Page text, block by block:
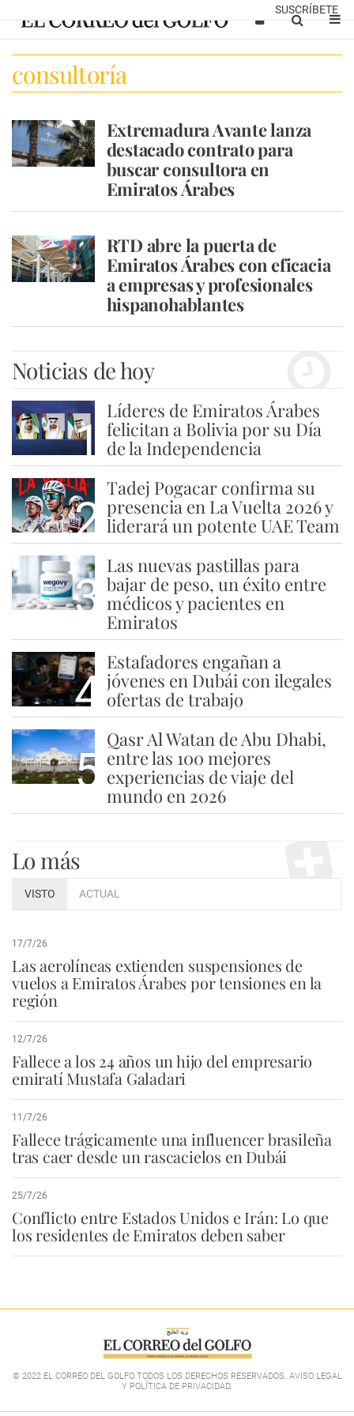
SUSCRÍBETE
consultoría
Extremadura Avante lanza
destacado contrato para
buscar consultora en
Emiratos Árabes
RTD abre la puerta de
Emiratos Árabes con eficacia
a empresas y profesionales
hispanohablantes
Noticias de hoy
1
Líderes de Emiratos Árabes
felicitan a Bolivia por su Día
de la Independencia
2
Tadej Pogacar confirma su
presencia en La Vuelta 2026 y
liderará un potente UAE Team
3
Las nuevas pastillas para
bajar de peso, un éxito entre
médicos y pacientes en
Emiratos
4
Estafadores engañan a
jóvenes en Dubái con ilegales
ofertas de trabajo
5
Qasr Al Watan de Abu Dhabi,
entre las 100 mejores
experiencias de viaje del
mundo en 2026
Lo más
VISTO ACTUAL
17/7/26
Las aerolíneas extienden suspensiones de
vuelos a Emiratos Árabes por tensiones en la
región
12/7/26
Fallece a los 24 años un hijo del empresario
emiratí Mustafa Galadari
11/7/26
Fallece trágicamente una influencer brasileña
tras caer desde un rascacielos en Dubái
25/7/26
Conflicto entre Estados Unidos e Irán: Lo que
los residentes de Emiratos deben saber
© 2022 EL CORREO DEL GOLFO TODOS LOS DERECHOS RESERVADOS. AVISO LEGAL
Y POLÍTICA DE PRIVACIDAD.